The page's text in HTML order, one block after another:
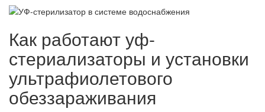
Как работают уф-
стериализаторы и установки
ультрафиолетового
обеззараживания